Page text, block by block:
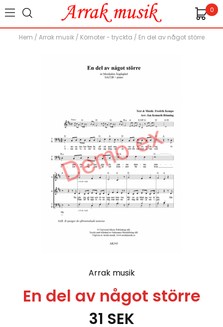
0
Hem / Arrak musik/ Körnoter - tryckta / En del av något större
Arrak musik
En del av något större
31 SEK